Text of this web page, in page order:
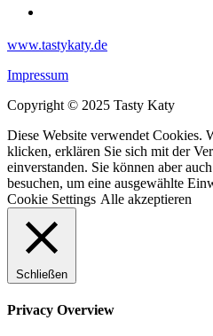
www.tastykaty.de
Impressum
Copyright © 2025 Tasty Katy
Diese Website verwendet Cookies.
klicken, erklären Sie sich mit der
einverstanden. Sie können aber
besuchen, um eine ausgewählte
Cookie Settings Alle akzeptieren
Schließen
Privacy Overview